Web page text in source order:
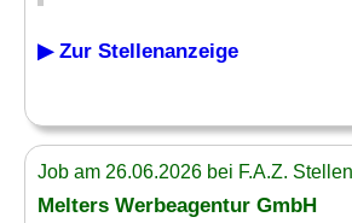
▶ Zur Stellenanzeige
Job am 26.06.2026 bei F.A.Z.
Melters Werbeagentur GmbH